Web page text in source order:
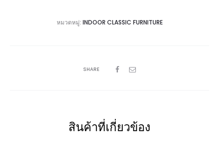
หมวดหมู่: INDOOR CLASSIC FURNITURE
SHARE
สินค้าที่เกี่ยวข้อง